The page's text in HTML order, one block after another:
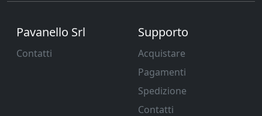
Pavanello Srl
Contatti
Supporto
Acquistare
Pagamenti
Spedizione
Contatti